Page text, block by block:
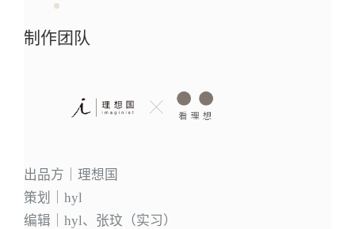
制作团队
出品方｜理想国
策划｜hyl
编辑｜hyl、张玟（实习）